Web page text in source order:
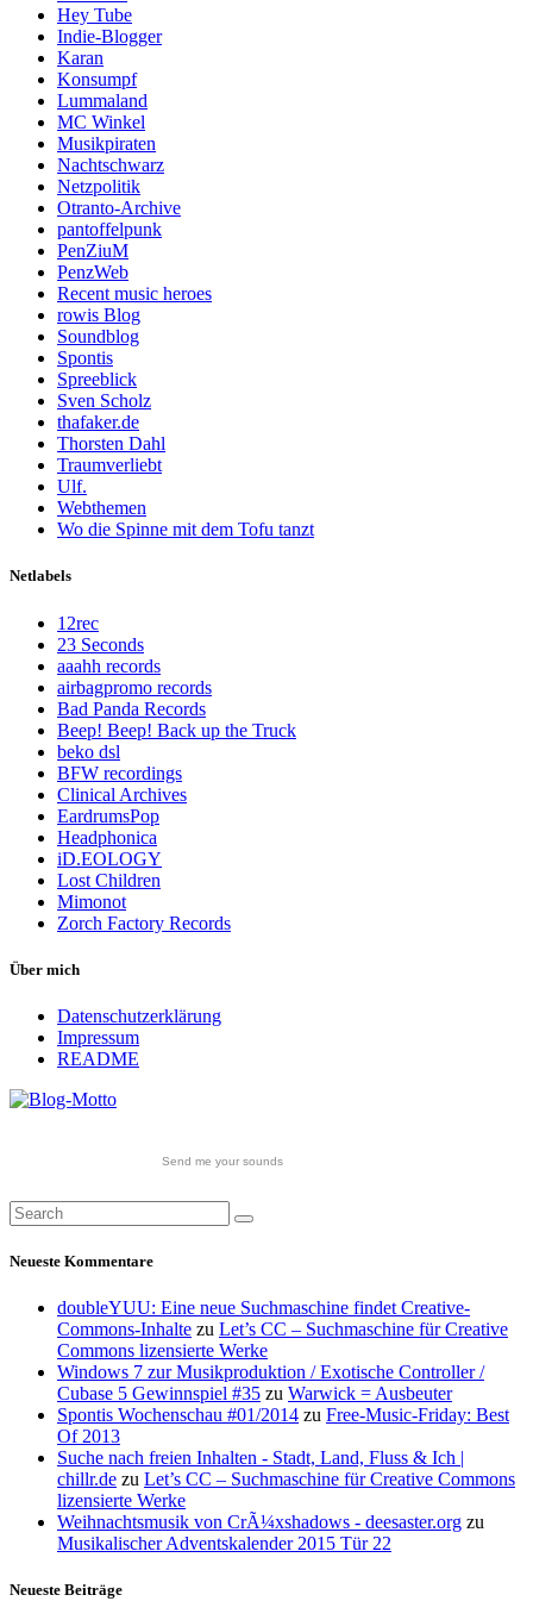
Hey Tube
Indie-Blogger
Karan
Konsumpf
Lummaland
MC Winkel
Musikpiraten
Nachtschwarz
Netzpolitik
Otranto-Archive
pantoffelpunk
PenZiuM
PenzWeb
Recent music heroes
rowis Blog
Soundblog
Spontis
Spreeblick
Sven Scholz
thafaker.de
Thorsten Dahl
Traumverliebt
Ulf.
Webthemen
Wo die Spinne mit dem Tofu tanzt
Netlabels
12rec
23 Seconds
aaahh records
airbagpromo records
Bad Panda Records
Beep! Beep! Back up the Truck
beko dsl
BFW recordings
Clinical Archives
EardrumsPop
Headphonica
iD.EOLOGY
Lost Children
Mimonot
Zorch Factory Records
Über mich
Datenschutzerklärung
Impressum
README
Send me your sounds
Neueste Kommentare
doubleYUU: Eine neue Suchmaschine findet Creative-
Commons-Inhalte zu Let’s CC – Suchmaschine für Creative
Commons lizensierte Werke
Windows 7 zur Musikproduktion / Exotische Controller /
Cubase 5 Gewinnspiel #35 zu Warwick = Ausbeuter
Spontis Wochenschau #01/2014 zu Free-Music-Friday: Best
Of 2013
Suche nach freien Inhalten - Stadt, Land, Fluss & Ich |
chillr.de zu Let’s CC – Suchmaschine für Creative Commons
lizensierte Werke
Weihnachtsmusik von CrÃ¼xshadows - deesaster.org zu
Musikalischer Adventskalender 2015 Tür 22
Neueste Beiträge